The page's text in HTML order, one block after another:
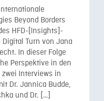
Beyond Borders
HFD-[Insights]-
Turn von Jana
In dieser Folge
Perspektive in den
Interviews in
Dr. Jannica Budde,
und Dr. […]